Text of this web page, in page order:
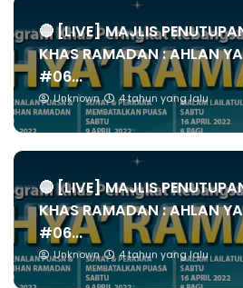
🔴 [LIVE] MAJLIS
KHAS RAMADAN : AHLAN
#06...
Unknown 4 tahun yang lalu
🔴 [LIVE] MAJLIS
KHAS RAMADAN : AHLAN
#06...
Unknown 4 tahun yang lalu